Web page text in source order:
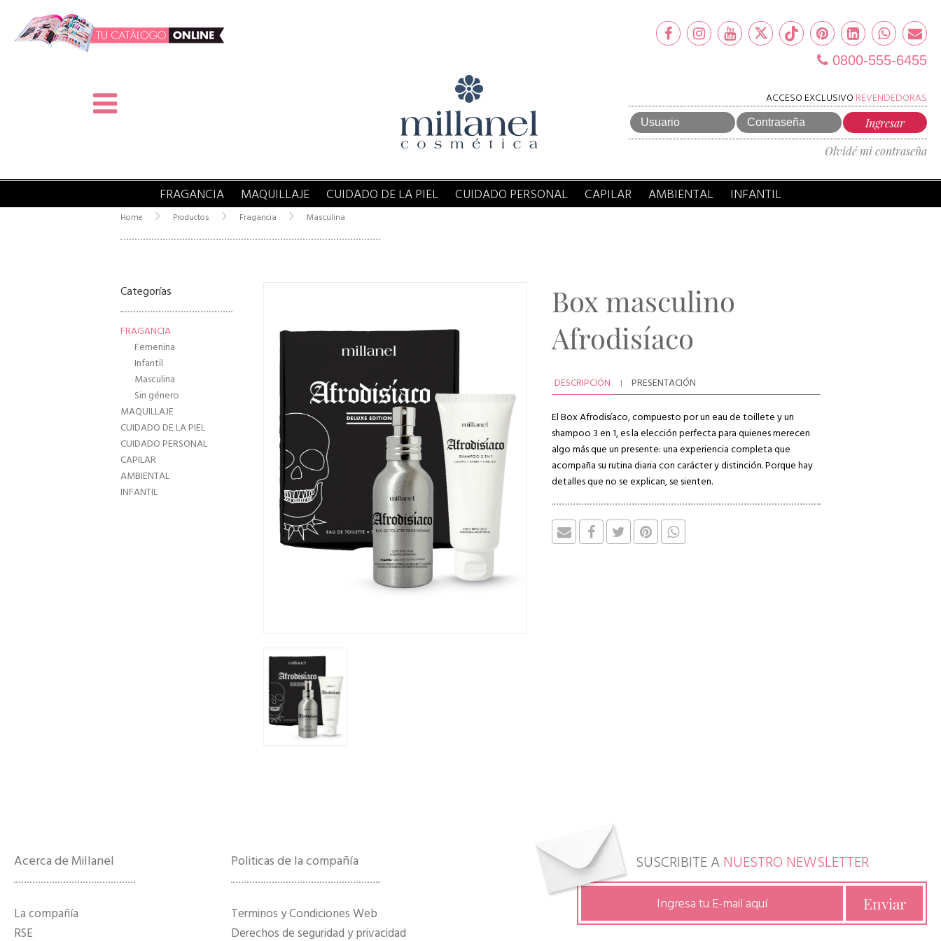
0800-555-6455
ACCESO EXCLUSIVO REVENDEDORAS
Olvidé mi contraseña
FRAGANCIA MAQUILLAJE CUIDADO DE LA PIEL CUIDADO PERSONAL CAPILAR AMBIENTAL INFANTIL
Home Productos Fragancia Masculina
Categorías
FRAGANCIA
Femenina
Infantil
Masculina
Sin género
MAQUILLAJE
CUIDADO DE LA PIEL
CUIDADO PERSONAL
CAPILAR
AMBIENTAL
INFANTIL
Box masculino
Afrodisíaco
DESCRIPCIÓN PRESENTACIÓN
El Box Afrodisíaco, compuesto por un eau de toillete y un
shampoo 3 en 1, es la elección perfecta para quienes merecen
algo más que un presente: una experiencia completa que
acompaña su rutina diaria con carácter y distinción. Porque hay
detalles que no se explican, se sienten.
Acerca de Millanel
La compañía
RSE
Politicas de la compañía
Terminos y Condiciones Web
Derechos de seguridad y privacidad
SUSCRIBITE ANUESTRO NEWSLETTER